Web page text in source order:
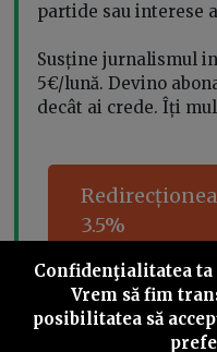
partide sau interese
Susține jurnalismul
5€/lună. Devino
decât ai crede. Îți
3.5%
Confidenţialitatea
Vrem să fim
posibilitatea să